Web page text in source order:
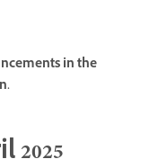
in the